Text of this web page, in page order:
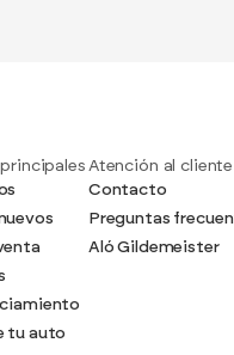
tu auto
Atención al cliente
Contacto
Preguntas
Aló Gildemeister